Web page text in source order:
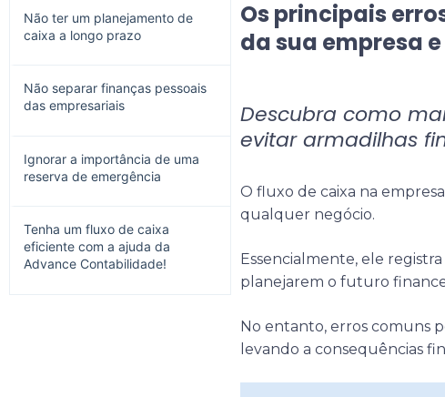
Não ter um planejamento de
caixa a longo prazo
Não separar finanças pessoais
das empresariais
Ignorar a importância de uma
reserva de emergência
Tenha um fluxo de caixa
eficiente com a ajuda da
Advance Contabilidade!
Os principais
da sua empresa
Descubra como
evitar armadilhas
O fluxo de caixa na
qualquer negócio.
Essencialmente, ele
planejarem o futuro
No entanto, erros comuns
levando a consequências